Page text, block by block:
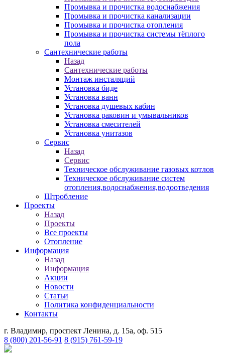
Промывка и прочистка водоснабжения
Промывка и прочистка канализации
Промывка и прочистка отопления
Промывка и прочистка системы тёплого
пола
Сантехнические работы
Назад
Сантехнические работы
Монтаж инсталяций
Установка биде
Установка ванн
Установка душевых кабин
Установка раковин и умывальников
Установка смесителей
Установка унитазов
Сервис
Назад
Сервис
Техническое обслуживание газовых котлов
Техническое обслуживание систем
отопления,водоснабжения,водоотведения
Штробление
Проекты
Назад
Проекты
Все проекты
Отопление
Информация
Назад
Информация
Акции
Новости
Статьи
Политика конфиденциальности
Контакты
г. Владимир, проспект Ленина, д. 15а, оф. 515
8 (800) 201-56-91 8 (915) 761-59-19